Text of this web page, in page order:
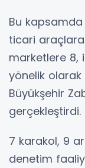
Bu kapsamda
ticari araçlara
marketlere 8,
yönelik
Büyükşehir
gerçekleştirdi.
7 karakol, 9
denetim